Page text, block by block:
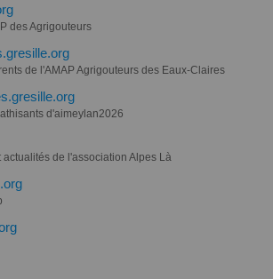
des Agrigouteurs
de l'AMAP Agrigouteurs des Eaux-Claires
d'aimeylan2026
de l'association Alpes Là